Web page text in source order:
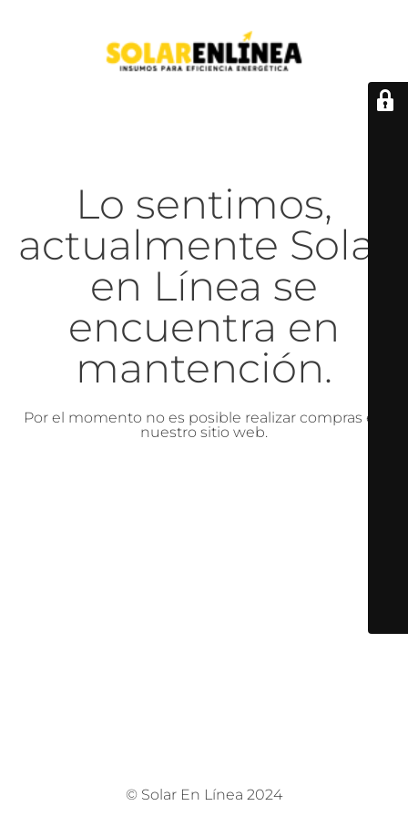
Lo sentimos,
actualmente Solar
en Línea se
encuentra en
mantención.
Por el momento no es posible realizar compras en
nuestro sitio web.
© Solar En Línea 2024